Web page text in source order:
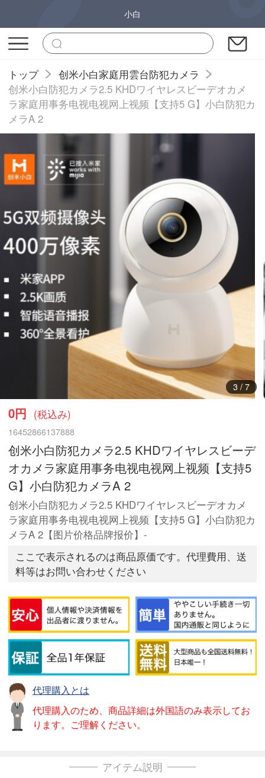
小白
トップ
创米小白家庭用雲台防犯カメラ
创米小白防犯カメラ2.5 KHDワイヤレスビーデオカメ
ラ家庭用事务电视电视网上视频【支持5 G】小白防犯カ
メラA 2
3/ 7
0円 (税込み)
16452866137888
创米小白防犯カメラ2.5 KHDワイヤレスビーデ
オカメラ家庭用事务电视电视网上视频【支持5
G】小白防犯カメラA 2
创米小白防犯カメラ2.5 KHDワイヤレスビーデオカメ
ラ家庭用事务电视电视网上视频【支持5 G】小白防犯カ
メラA 2【图片价格品牌报价】-
ここで表示されるのは商品原価です。代理費用、送
料等はお問い合わせください
代理購入とは
代理購入のため、商品詳細は外国語のみ表示してお
ります。ご理解ください。
アイテム説明